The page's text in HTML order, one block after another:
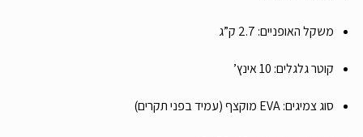
משקל האופניים: 2.7 ק”ג
קוטר גלגלים: 10 אינץ’
סוג צמיגים: EVA מוקצף (עמיד בפני תקרים)